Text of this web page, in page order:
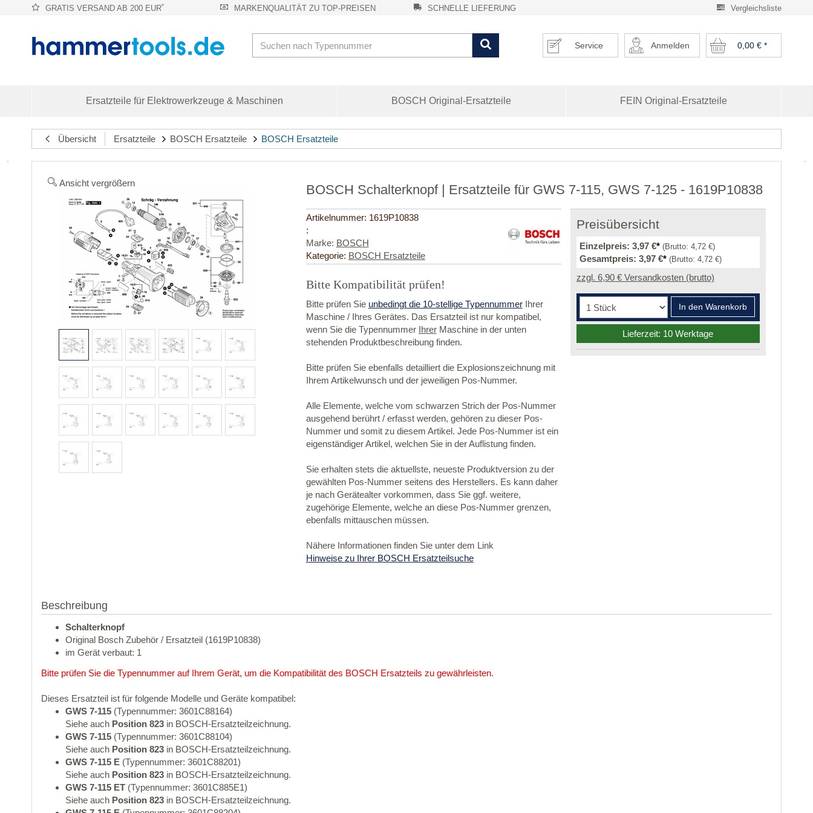
Vergleichsliste
GRATIS VERSAND AB 200 EUR* MARKENQUALITÄT ZU TOP-PREISEN SCHNELLE LIEFERUNG
0,00 €*
Anmelden
Service
Ersatzteile für Elektrowerkzeuge & Maschinen BOSCH Original-Ersatzteile FEIN Original-Ersatzteile
Übersicht Ersatzteile BOSCH Ersatzteile BOSCH Ersatzteile
Ansicht vergrößern BOSCH Schalterknopf | Ersatzteile für GWS 7-115, GWS 7-125 - 1619P10838
Artikelnummer: 1619P10838
:
Marke: BOSCH
Kategorie: BOSCH Ersatzteile
Bitte Kompatibilität prüfen!
Bitte prüfen Sie unbedingt die 10-stellige TypennummerIhrer
Maschine / Ihres Gerätes. Das Ersatzteil ist nur kompatibel,
wenn Sie die Typennummer IhrerMaschine in der unten
stehenden Produktbeschreibung finden.
Bitte prüfen Sie ebenfalls detailliert die Explosionszeichnung mit
Ihrem Artikelwunsch und der jeweiligen Pos-Nummer.
Alle Elemente, welche vom schwarzen Strich der Pos-Nummer
ausgehend berührt / erfasst werden, gehören zu dieser Pos-
Nummer und somit zu diesem Artikel. Jede Pos-Nummer ist ein
eigenständiger Artikel, welchen Sie in der Auflistung finden.
Sie erhalten stets die aktuellste, neueste Produktversion zu der
gewählten Pos-Nummer seitens des Herstellers. Es kann daher
je nach Gerätealter vorkommen, dass Sie ggf. weitere,
zugehörige Elemente, welche an diese Pos-Nummer grenzen,
ebenfalls mittauschen müssen.
Nähere Informationen finden Sie unter dem Link
Hinweise zu Ihrer BOSCH Ersatzteilsuche
Preisübersicht
Einzelpreis: 3,97 €* (Brutto: 4,72 €)
Gesamtpreis: 3,97 €* (Brutto: 4,72 €)
zzgl. 6,90 € Versandkosten (brutto)
In den Warenkorb
Lieferzeit: 10 Werktage
Beschreibung
Schalterknopf
Original Bosch Zubehör / Ersatzteil (1619P10838)
im Gerät verbaut: 1
Bitte prüfen Sie die Typennummer auf Ihrem Gerät, um die Kompatibilität des BOSCH Ersatzteils zu gewährleisten.
Dieses Ersatzteil ist für folgende Modelle und Geräte kompatibel:
GWS 7-115 (Typennummer: 3601C88164)
Siehe auch Position 823 in BOSCH-Ersatzteilzeichnung.
GWS 7-115 (Typennummer: 3601C88104)
Siehe auch Position 823 in BOSCH-Ersatzteilzeichnung.
GWS 7-115 E (Typennummer: 3601C88201)
Siehe auch Position 823 in BOSCH-Ersatzteilzeichnung.
GWS 7-115 ET (Typennummer: 3601C885E1)
Siehe auch Position 823 in BOSCH-Ersatzteilzeichnung.